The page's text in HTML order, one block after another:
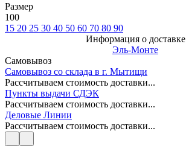
Размер
100
15 20 25 30 40 50 60 70 80 90
Информация о доставке
Эль-Монте
Самовывоз
Самовывоз со склада в г. Мытищи
Рассчитываем стоимость доставки...
Пункты выдачи СДЭК
Рассчитываем стоимость доставки...
Деловые Линии
Рассчитываем стоимость доставки...